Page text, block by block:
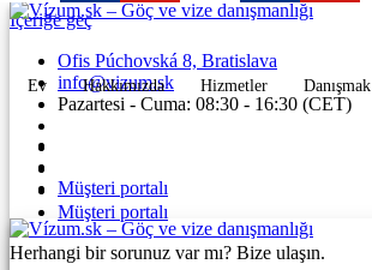
İçeriğe geç
Ofis Púchovská 8, Bratislava
info@vizum.sk
Pazartesi - Cuma: 08:30 - 16:30 (CET)
Müşteri portalı
Ev Hakkımızda Hizmetler Danışmak
Müşteri portalı
Herhangi bir sorunuz var mı? Bize ulaşın.